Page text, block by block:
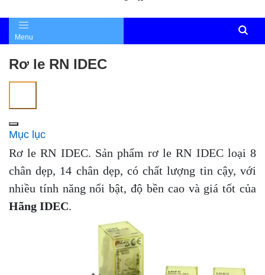
Menu
Rơ le RN IDEC
Mục lục
Rơ le RN IDEC. Sản phẩm rơ le RN IDEC loại 8
chân dẹp, 14 chân dẹp, có chất lượng tin cậy, với
nhiều tính năng nổi bật, độ bền cao và giá tốt của
Hãng IDEC.